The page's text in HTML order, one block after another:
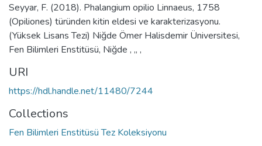
Seyyar, F. (2018). Phalangium opilio Linnaeus, 1758
(Opiliones) türünden kitin eldesi ve karakterizasyonu.
(Yüksek Lisans Tezi) Niğde Ömer Halisdemir Üniversitesi,
Fen Bilimleri Enstitüsü, Niğde , ,, ,
URI
https://hdl.handle.net/11480/7244
Collections
Fen Bilimleri Enstitüsü Tez Koleksiyonu